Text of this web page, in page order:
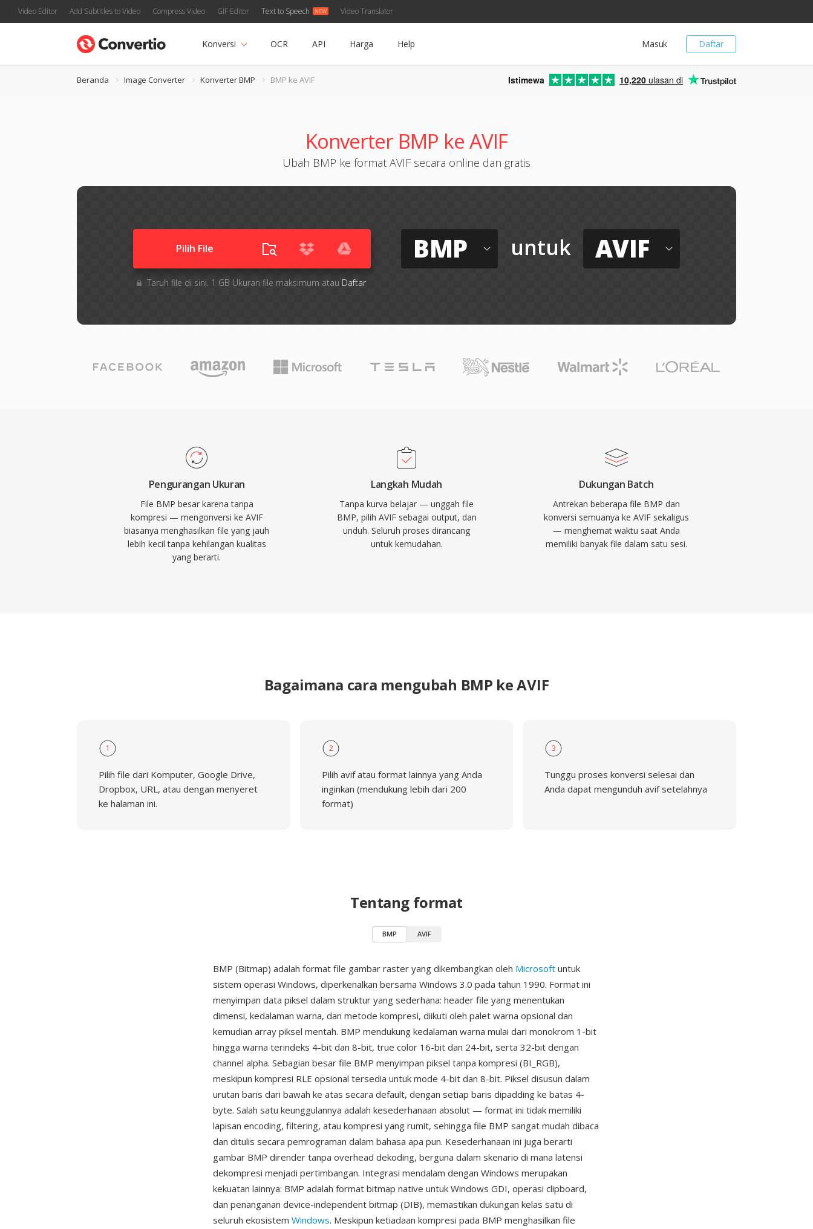
Video Editor Add Subtitles to Video Compress Video GIF Editor Text to Speech Video Translator
Daftar
Masuk
Konversi OCR API Harga Help
Beranda Image Converter Konverter BMP BMP ke AVIF Istimewa 10,220 ulasan di
Konverter BMP ke AVIF
Ubah BMP ke format AVIF secara online dan gratis
Pilih File
Taruh file di sini. 1 GB Ukuran file maksimum atau Daftar
BMP untuk AVIF
Pengurangan Ukuran
File BMP besar karena tanpa
kompresi — mengonversi ke AVIF
biasanya menghasilkan file yang jauh
lebih kecil tanpa kehilangan kualitas
yang berarti.
Langkah Mudah
Tanpa kurva belajar — unggah file
BMP, pilih AVIF sebagai output, dan
unduh. Seluruh proses dirancang
untuk kemudahan.
Dukungan Batch
Antrekan beberapa file BMP dan
konversi semuanya ke AVIF sekaligus
— menghemat waktu saat Anda
memiliki banyak file dalam satu sesi.
Bagaimana cara mengubah BMP ke AVIF
1
Pilih file dari Komputer, Google Drive,
Dropbox, URL, atau dengan menyeret
ke halaman ini.
2
Pilih avif atau format lainnya yang Anda
inginkan (mendukung lebih dari 200
format)
3
Tunggu proses konversi selesai dan
Anda dapat mengunduh avif setelahnya
Tentang format
BMP AVIF
BMP (Bitmap) adalah format file gambar raster yang dikembangkan oleh Microsoft untuk
sistem operasi Windows, diperkenalkan bersama Windows 3.0 pada tahun 1990. Format ini
menyimpan data piksel dalam struktur yang sederhana: header file yang menentukan
dimensi, kedalaman warna, dan metode kompresi, diikuti oleh palet warna opsional dan
kemudian array piksel mentah. BMP mendukung kedalaman warna mulai dari monokrom 1-bit
hingga warna terindeks 4-bit dan 8-bit, true color 16-bit dan 24-bit, serta 32-bit dengan
channel alpha. Sebagian besar file BMP menyimpan piksel tanpa kompresi (BI_RGB),
meskipun kompresi RLE opsional tersedia untuk mode 4-bit dan 8-bit. Piksel disusun dalam
urutan baris dari bawah ke atas secara default, dengan setiap baris dipadding ke batas 4-
byte. Salah satu keunggulannya adalah kesederhanaan absolut — format ini tidak memiliki
lapisan encoding, filtering, atau kompresi yang rumit, sehingga file BMP sangat mudah dibaca
dan ditulis secara pemrograman dalam bahasa apa pun. Kesederhanaan ini juga berarti
gambar BMP dirender tanpa overhead dekoding, berguna dalam skenario di mana latensi
dekompresi menjadi pertimbangan. Integrasi mendalam dengan Windows merupakan
kekuatan lainnya: BMP adalah format bitmap native untuk Windows GDI, operasi clipboard,
dan penanganan device-independent bitmap (DIB), memastikan dukungan kelas satu di
seluruh ekosistem Windows. Meskipun ketiadaan kompresi pada BMP menghasilkan file